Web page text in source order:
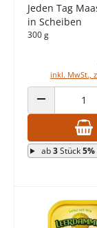
Jeden Tag
in Scheiben
300 g
inkl. MwSt.,
ANZAHL
ab3Stück